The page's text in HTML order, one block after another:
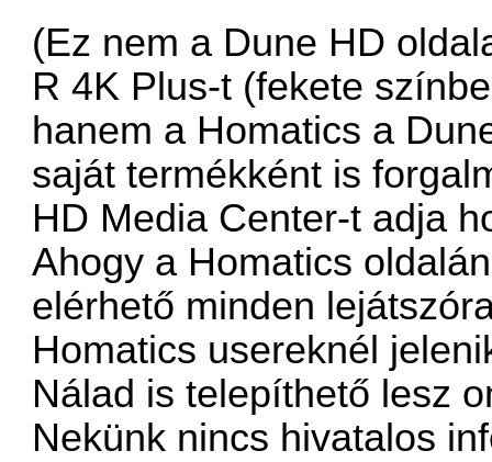
(Ez nem a Dune HD
R 4K Plus-t (fekete
hanem a Homatics a
saját termékként is
HD Media Center-t adja
Ahogy a Homatics
elérhető minden
Homatics usereknél
Nálad is telepíthető lesz
Nekünk nincs hivatalos